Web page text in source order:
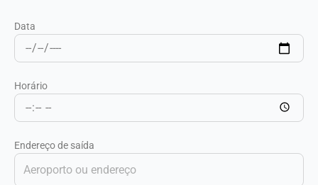
Data
Horário
Endereço de saída